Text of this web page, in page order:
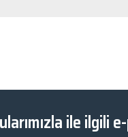
ile ilgili